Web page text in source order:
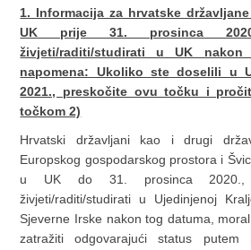
1. Informacija za hrvatske
UK prije 31. prosinca
živjeti/raditi/studirati u UK nakon
napomena: Ukoliko ste doselili u
2021., preskočite ovu točku i
točkom 2)
Hrvatski državljani kao i drugi
Europskog gospodarskog prostora i
u UK do 31. prosinca 2020.,
živjeti/raditi/studirati u Ujedinjenoj
Sjeverne Irske nakon tog datuma,
zatražiti odgovarajući status putem